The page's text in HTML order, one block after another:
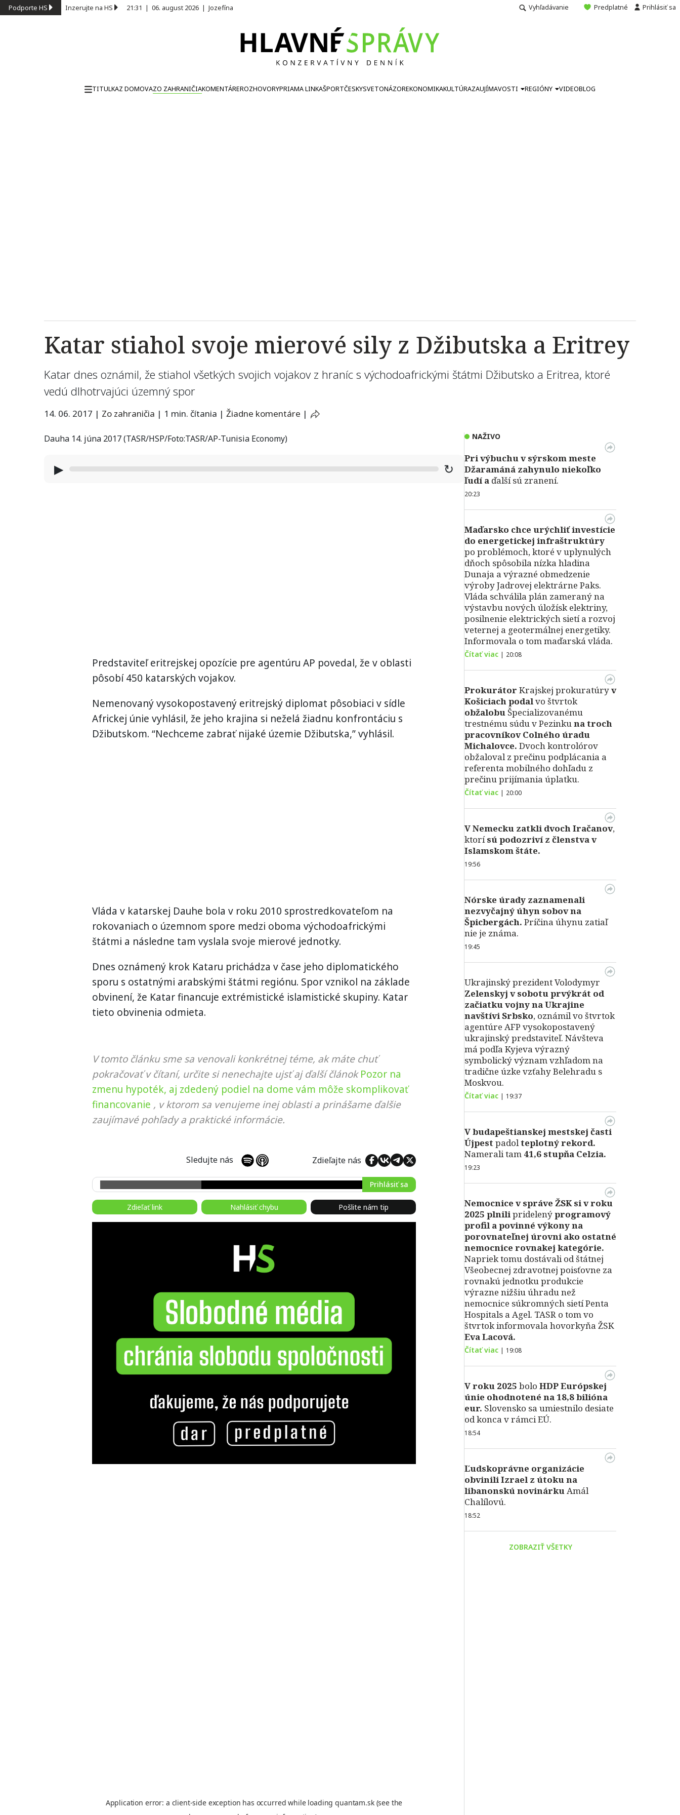
Podporte HS Inzerujte na HS 21:31 | 06. august 2026 | Jozefína Vyhľadávanie Predplatné Prihlásiť sa
TITULKAZ DOMOVAZO ZAHRANIČIAKOMENTÁREROZHOVORYPRIAMA LINKAŠPORTČESKYSVETONÁZOREKONOMIKAKULTÚRAZAUJÍMAVOSTI REGIÓNY VIDEOBLOG
Katar stiahol svoje mierové sily z Džibutska a Eritrey
Katar dnes oznámil, že stiahol všetkých svojich vojakov z hraníc s východoafrickými štátmi Džibutsko a Eritrea, ktoré
vedú dlhotrvajúci územný spor
14. 06. 2017 | Zo zahraničia | 1 min. čítania | Žiadne komentáre |
Dauha 14. júna 2017 (TASR/HSP/Foto:TASR/AP-Tunisia Economy)
▶ ↻
Predstaviteľ eritrejskej opozície pre agentúru AP povedal, že v oblasti
pôsobí 450 katarských vojakov.
Nemenovaný vysokopostavený eritrejský diplomat pôsobiaci v sídle
Africkej únie vyhlásil, že jeho krajina si neželá žiadnu konfrontáciu s
Džibutskom. “Nechceme zabrať nijaké územie Džibutska,” vyhlásil.
Vláda v katarskej Dauhe bola v roku 2010 sprostredkovateľom na
rokovaniach o územnom spore medzi oboma východoafrickými
štátmi a následne tam vyslala svoje mierové jednotky.
Dnes oznámený krok Kataru prichádza v čase jeho diplomatického
sporu s ostatnými arabskými štátmi regiónu. Spor vznikol na základe
obvinení, že Katar financuje extrémistické islamistické skupiny. Katar
tieto obvinenia odmieta.
V tomto článku sme sa venovali konkrétnej téme, ak máte chuť
pokračovať v čítaní, určite si nenechajte ujsť aj ďalší článok Pozor na
zmenu hypoték, aj zdedený podiel na dome vám môže skomplikovať
financovanie , v ktorom sa venujeme inej oblasti a prinášame ďalšie
zaujímavé pohľady a praktické informácie.
Sledujte nás Zdieľajte nás
Prihlásiť sa
Zdieľať link Nahlásiť chybu Pošlite nám tip
NAŽIVO
Pri výbuchu v sýrskom meste
Džaramáná zahynulo niekoľko
ľudí a ďalší sú zranení.
20:23
Maďarsko chce urýchliť investície
do energetickej infraštruktúry
po problémoch, ktoré v uplynulých
dňoch spôsobila nízka hladina
Dunaja a výrazné obmedzenie
výroby Jadrovej elektrárne Paks.
Vláda schválila plán zameraný na
výstavbu nových úložísk elektriny,
posilnenie elektrických sietí a rozvoj
veternej a geotermálnej energetiky.
Informovala o tom maďarská vláda.
Čítať viac | 20:08
Prokurátor Krajskej prokuratúryv
Košiciach podalvo štvrtok
obžalobu Špecializovanému
trestnému súdu v Pezinkuna troch
pracovníkov Colného úradu
Michalovce. Dvoch kontrolórov
obžaloval z prečinu podplácania a
referenta mobilného dohľadu z
prečinu prijímania úplatku.
Čítať viac | 20:00
V Nemecku zatkli dvoch Iračanov,
ktorísú podozriví z členstva v
Islamskom štáte.
19:56
Nórske úrady zaznamenali
nezvyčajný úhyn sobov na
Špicbergách. Príčina úhynu zatiaľ
nie je známa.
19:45
Ukrajinský prezident Volodymyr
Zelenskyj v sobotu prvýkrát od
začiatku vojny na Ukrajine
navštívi Srbsko, oznámil vo štvrtok
agentúre AFP vysokopostavený
ukrajinský predstaviteľ. Návšteva
má podľa Kyjeva výrazný
symbolický význam vzhľadom na
tradične úzke vzťahy Belehradu s
Moskvou.
Čítať viac | 19:37
Vbudapeštianskej mestskej časti
Újpestpadolteplotný rekord.
Namerali tam 41,6 stupňa Celzia.
19:23
Nemocnice v správe ŽSK si v roku
2025 plnilipridelenýprogramový
profil a povinné výkony na
porovnateľnej úrovni ako ostatné
nemocnice rovnakej kategórie.
Napriek tomu dostávali od štátnej
Všeobecnej zdravotnej poisťovne za
rovnakú jednotku produkcie
výrazne nižšiu úhradu než
nemocnice súkromných sietí Penta
Hospitals a Agel. TASR o tom vo
štvrtok informovala hovorkyňa ŽSK
Eva Lacová.
Čítať viac | 19:08
V roku 2025 bolo HDPEurópskej
únie ohodnotené na 18,8 bilióna
eur. Slovensko sa umiestnilo desiate
od konca v rámci EÚ.
18:54
Ľudskoprávne organizácie
obvinili Izrael z útoku na
libanonskú novinárkuAmál
Chalílovú.
18:52
ZOBRAZIŤ VŠETKY